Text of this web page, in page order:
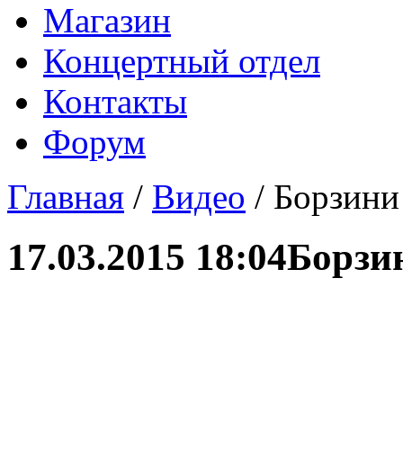
Магазин
Концертный отдел
Контакты
Форум
Главная / Видео /
17.03.2015 18:04